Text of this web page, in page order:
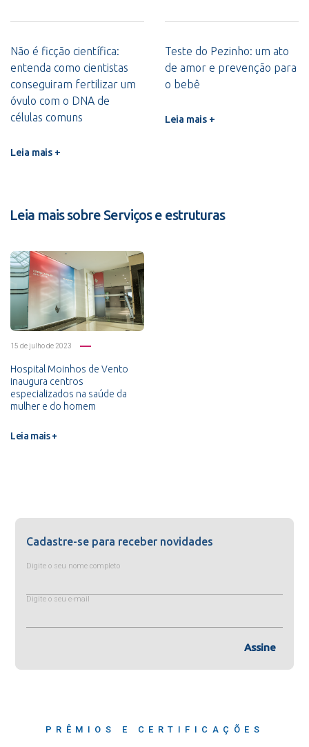
Não é ficção científica:
entenda como cientistas
conseguiram fertilizar um
óvulo com o DNA de
células comuns
Leia mais +
Teste do Pezinho: um ato
de amor e prevenção para
o bebê
Leia mais +
Leia mais sobre Serviços e estruturas
15 de julho de 2023
Hospital Moinhos de Vento
inaugura centros
especializados na saúde da
mulher e do homem
Leia mais +
Cadastre-se para receber novidades
Digite o seu nome completo
Digite o seu e-mail
Assine
PRÊMIOS E CERTIFICAÇÕES